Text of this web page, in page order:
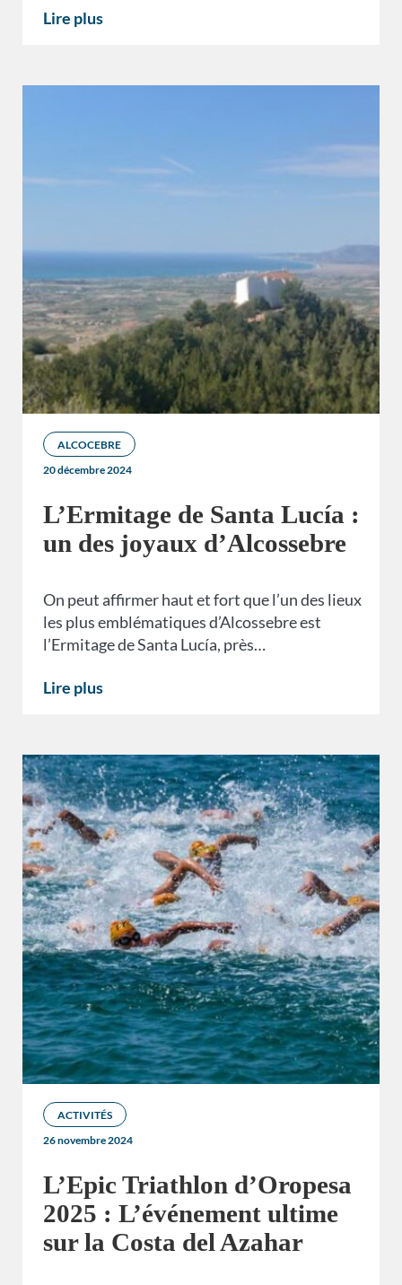
Lire plus
ALCOCEBRE
20 décembre 2024
L’Ermitage de Santa Lucía :
un des joyaux d’Alcossebre
On peut affirmer haut et fort que l’un des lieux
les plus emblématiques d’Alcossebre est
l’Ermitage de Santa Lucía, près…
Lire plus
ACTIVITÉS
26 novembre 2024
L’Epic Triathlon d’Oropesa
2025 : L’événement ultime
sur la Costa del Azahar